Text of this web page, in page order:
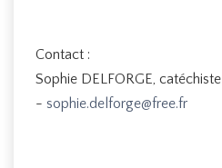
Contact :
Sophie DELFORGE, catéchiste
- sophie.delforge@free.fr